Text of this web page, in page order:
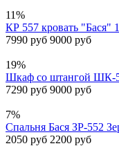
11%
КР 557 кровать "Бася"
7990 руб 9000 руб
19%
Шкаф со штангой ШК-
7290 руб 9000 руб
7%
Спальня Бася ЗР-552
2050 руб 2200 руб